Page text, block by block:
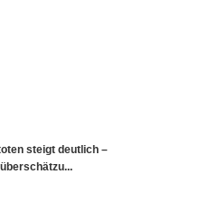
steigt deutlich –